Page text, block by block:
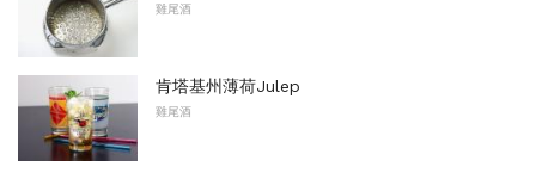
雞尾酒
肯塔基州薄荷Julep
雞尾酒